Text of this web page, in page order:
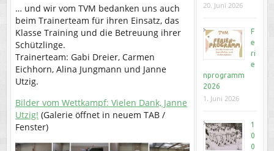
… und wir vom TVM bedanken uns auch
beim Trainerteam für ihren Einsatz, das
Klasse Training und die Betreuung ihrer
Schützlinge.
Trainerteam: Gabi Dreier, Carmen
Eichhorn, Alina Jungmann und Janne
Utzig.
Bilder vom Wettkampf: Vielen Dank, Janne
Utzig! (Galerie öffnet in neuem TAB /
Fenster)
20. Juni 2026
F
e
ri
e
nprogramm
2026
1. Juni 2026
1
0
0